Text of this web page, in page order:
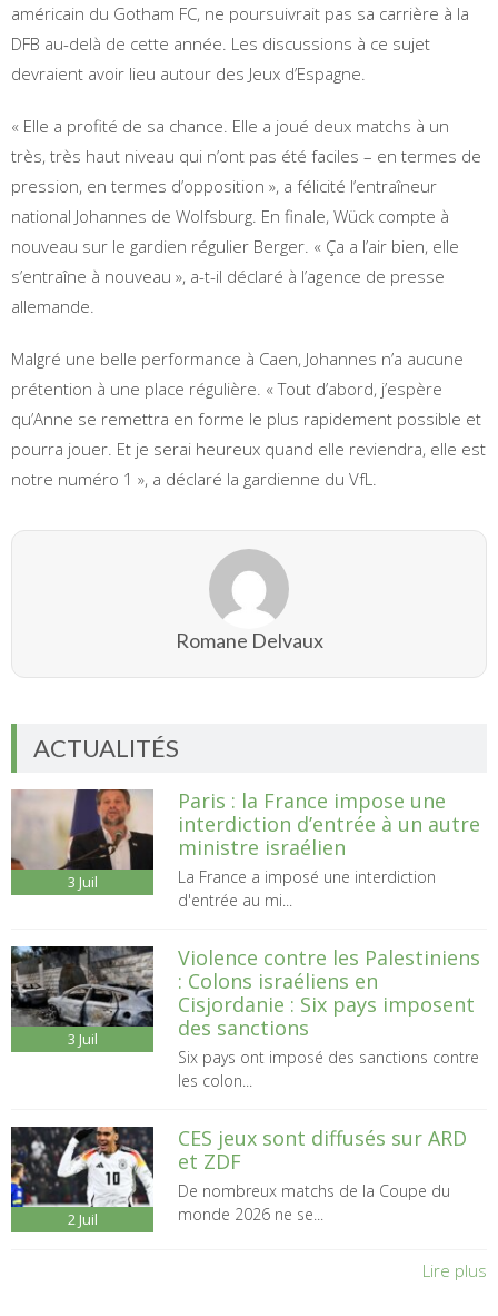
américain du Gotham FC, ne poursuivrait pas sa carrière à la
DFB au-delà de cette année. Les discussions à ce sujet
devraient avoir lieu autour des Jeux d’Espagne.
« Elle a profité de sa chance. Elle a joué deux matchs à un
très, très haut niveau qui n’ont pas été faciles – en termes de
pression, en termes d’opposition », a félicité l’entraîneur
national Johannes de Wolfsburg. En finale, Wück compte à
nouveau sur le gardien régulier Berger. « Ça a l’air bien, elle
s’entraîne à nouveau », a-t-il déclaré à l’agence de presse
allemande.
Malgré une belle performance à Caen, Johannes n’a aucune
prétention à une place régulière. « Tout d’abord, j’espère
qu’Anne se remettra en forme le plus rapidement possible et
pourra jouer. Et je serai heureux quand elle reviendra, elle est
notre numéro 1 », a déclaré la gardienne du VfL.
Romane Delvaux
ACTUALITÉS
3 Juil
Paris : la France impose une
interdiction d’entrée à un autre
ministre israélien
La France a imposé une interdiction
d'entrée au mi...
3 Juil
Violence contre les Palestiniens
: Colons israéliens en
Cisjordanie : Six pays imposent
des sanctions
Six pays ont imposé des sanctions contre
les colon...
2 Juil
CES jeux sont diffusés sur ARD
et ZDF
De nombreux matchs de la Coupe du
monde 2026 ne se...
Lire plus